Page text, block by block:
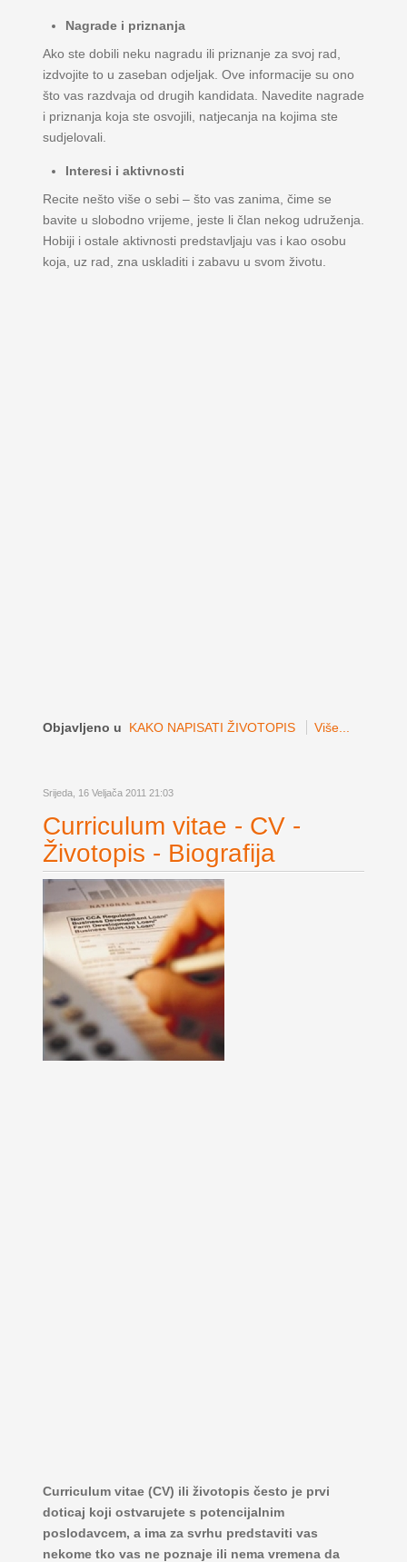
Nagrade i priznanja
Ako ste dobili neku nagradu ili priznanje za svoj rad,
izdvojite to u zaseban odjeljak. Ove informacije su ono
što vas razdvaja od drugih kandidata. Navedite nagrade
i priznanja koja ste osvojili, natjecanja na kojima ste
sudjelovali.
Interesi i aktivnosti
Recite nešto više o sebi – što vas zanima, čime se
bavite u slobodno vrijeme, jeste li član nekog udruženja.
Hobiji i ostale aktivnosti predstavljaju vas i kao osobu
koja, uz rad, zna uskladiti i zabavu u svom životu.
Objavljeno u KAKO NAPISATI ŽIVOTOPIS Više...
Srijeda, 16 Veljača 2011 21:03
Curriculum vitae - CV -
Životopis - Biografija
Curriculum vitae (CV) ili životopis često je prvi
doticaj koji ostvarujete s potencijalnim
poslodavcem, a ima za svrhu predstaviti vas
nekome tko vas ne poznaje ili nema vremena da